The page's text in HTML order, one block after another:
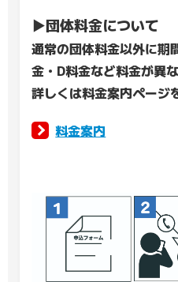
▶団体料金について
通常の団体料金以外に期
金・D料金など料金が異な
詳しくは料金案内ページ
料金案内